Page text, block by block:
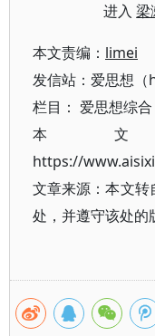
进入梁
本文责编： limei
发信站：爱思想
栏目： 爱思想综合
本
https://
文章来源：本文转
处，并遵守该处的